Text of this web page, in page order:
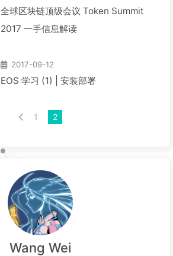
全球区块链顶级会议 Token Summit
2017 一手信息解读
2017-09-12
EOS 学习 (1) | 安装部署
1 2
Wang Wei